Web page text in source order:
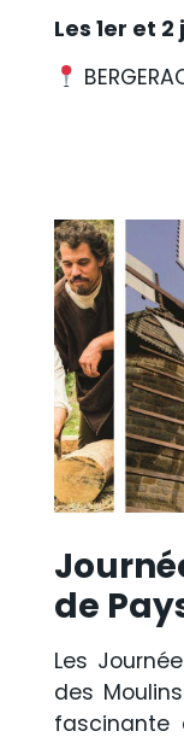
Les 1er et
de
Les
des
fascinante